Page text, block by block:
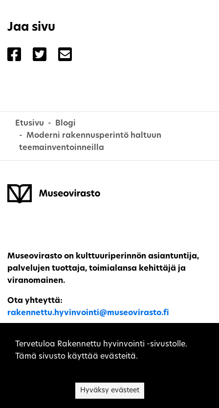
Jaa sivu
Jaa sivu palvelussa Facebook
Jaa sivu palvelussa Twitter
Etusivu
Blogi
Moderni rakennusperintö haltuun
teemainventoinneilla
Museovirasto on kulttuuriperinnön asiantuntija,
palvelujen tuottaja, toimialansa kehittäjä ja
viranomainen.
Ota yhteyttä:
rakennettu.hyvinvointi@museovirasto.fi
Saavutettavuusseloste
Sivuston evästeet
Tervetuloa Rakennettu hyvinvointi -sivustolle.
Tämä sivusto käyttää evästeitä.
Hyväksy evästeet